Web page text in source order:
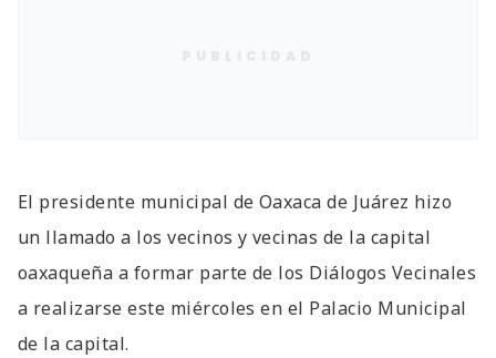
El presidente municipal de Oaxaca de Juárez hizo
un llamado a los vecinos y vecinas de la capital
oaxaqueña a formar parte de los Diálogos Vecinales
a realizarse este miércoles en el Palacio Municipal
de la capital.